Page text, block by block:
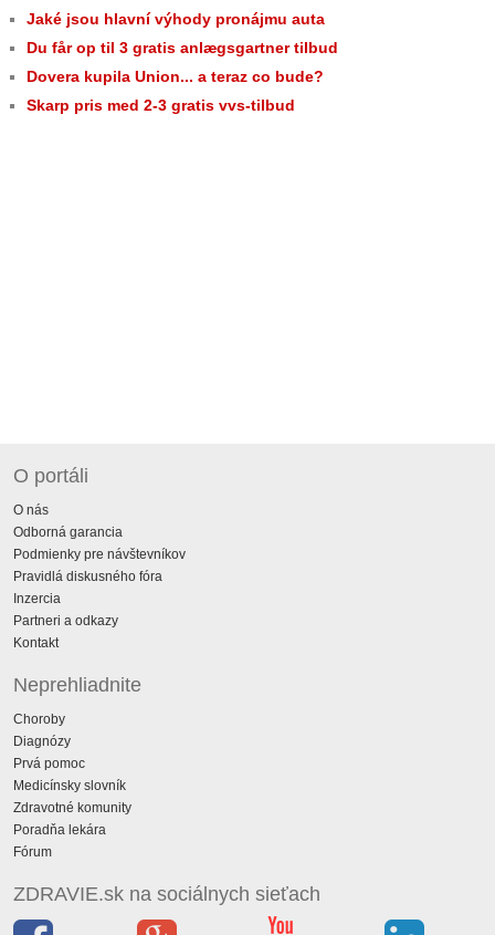
Jaké jsou hlavní výhody pronájmu auta
Du får op til 3 gratis anlægsgartner tilbud
Dovera kupila Union... a teraz co bude?
Skarp pris med 2-3 gratis vvs-tilbud
O portáli
O nás
Odborná garancia
Podmienky pre návštevníkov
Pravidlá diskusného fóra
Inzercia
Partneri a odkazy
Kontakt
Neprehliadnite
Choroby
Diagnózy
Prvá pomoc
Medicínsky slovník
Zdravotné komunity
Poradňa lekára
Fórum
ZDRAVIE.sk na sociálnych sieťach